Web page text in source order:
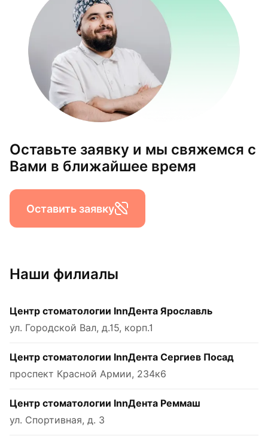
Оставьте заявку и мы свяжемся с
Вами в ближайшее время
Оставить заявку
Наши филиалы
Центр стоматологии InnДента Ярославль
ул. Городской Вал, д.15, корп.1
Центр стоматологии InnДента Сергиев Посад
проспект Красной Армии, 234к6
Центр стоматологии InnДента Реммаш
ул. Спортивная, д. 3